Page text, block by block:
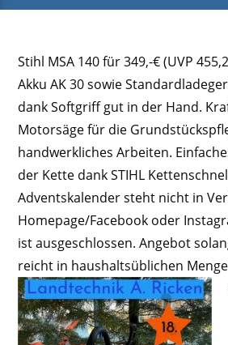
Stihl MSA 140 für 349,-€ (UVP
Akku AK 30 sowie
dank Softgriff gut in der Hand.
Motorsäge für die
handwerkliches Arbeiten.
der Kette dank STIHL
Adventskalender steht nicht in
Homepage/Facebook oder
ist ausgeschlossen. Angebot
reicht in haushaltsüblichen